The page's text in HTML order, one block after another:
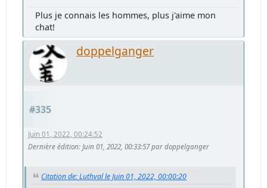
Plus je connais les hommes, plus j'aime mon
chat!
doppelganger
#335
Juin 01, 2022, 00:24:52
Dernière édition: Juin 01, 2022, 00:33:57 par doppelganger
Citation de: Luthval le Juin 01, 2022, 00:00:20